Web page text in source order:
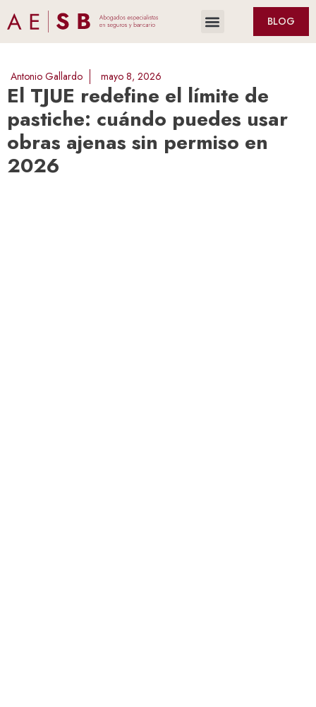
BLOG
Antonio Gallardo mayo 8, 2026
El TJUE redefine el límite de
pastiche: cuándo puedes usar
obras ajenas sin permiso en
2026